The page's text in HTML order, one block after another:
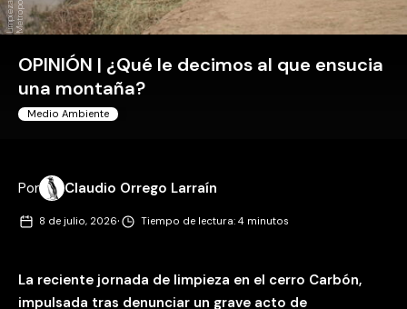
OPINIÓN | ¿Qué le decimos al que ensucia
una montaña?
Medio Ambiente
Por Claudio Orrego Larraín
8 de julio, 2026· Tiempo de lectura: 4 minutos
La reciente jornada de limpieza en el cerro Carbón,
impulsada tras denunciar un grave acto de